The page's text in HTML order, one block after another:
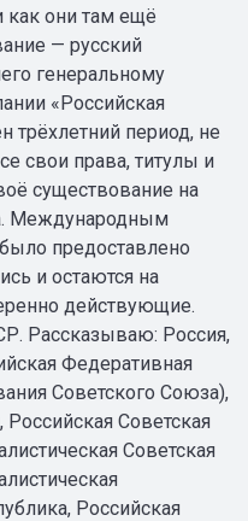
как они там ещё
— русский
генеральному
«Российская
трёхлетний период, не
свои права, титулы и
существование на
Международным
предоставлено
и остаются на
действующие.
Рассказываю: Россия,
Федеративная
Советского Союза),
Советская
Советская
Российская